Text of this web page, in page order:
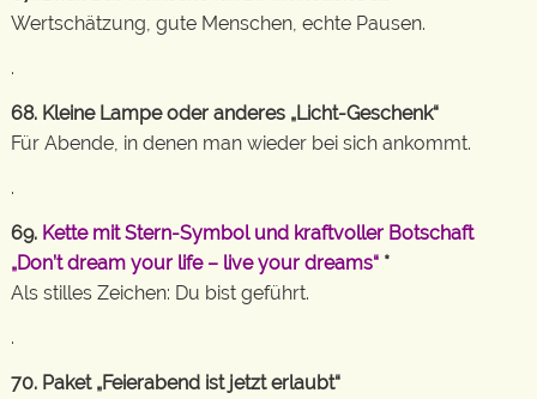
Wertschätzung, gute Menschen, echte Pausen.
.
68. Kleine Lampe oder anderes „Licht-Geschenk“
Für Abende, in denen man wieder bei sich ankommt.
.
69. Kette mit Stern-Symbol und kraftvoller Botschaft
„Don’t dream your life – live your dreams“ *
Als stilles Zeichen: Du bist geführt.
.
70. Paket „Feierabend ist jetzt erlaubt“